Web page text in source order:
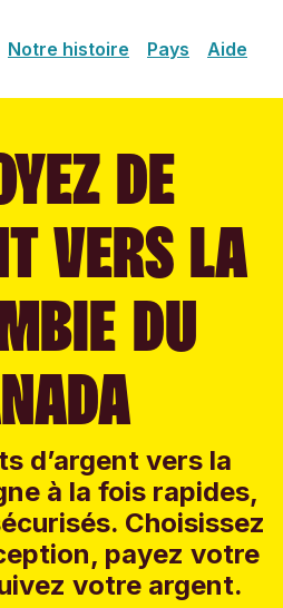
Notre histoire Pays Aide
DE
VERS LA
DU
d’argent vers la
à la fois rapides,
Choisissez
payez votre
votre argent.